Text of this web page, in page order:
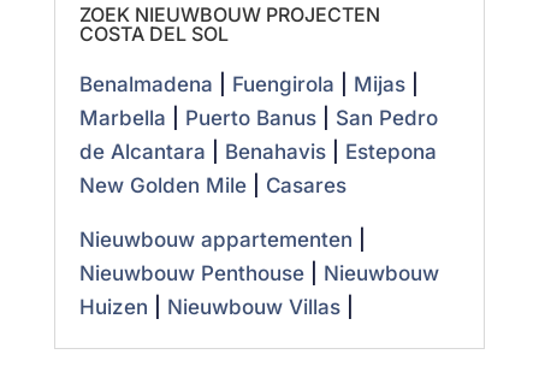
ZOEK NIEUWBOUW PROJECTEN
COSTA DEL SOL
Benalmadena Fuengirola Mijas|
Marbella
Puerto Banus| San Pedro
de Alcantara
Benahavis| Estepona
New Golden Mile| Casares
Nieuwbouw appartementen
Nieuwbouw Penthouse| Nieuwbouw
Huizen
Nieuwbouw Villas|